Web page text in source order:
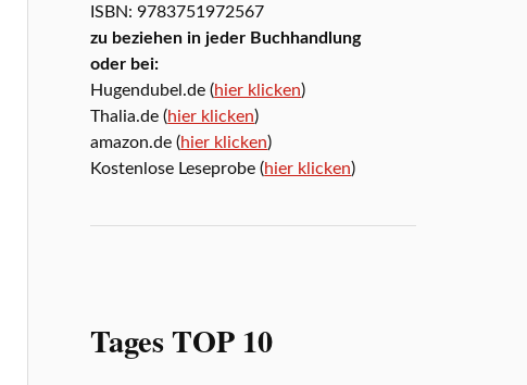
ISBN: 9783751972567
zu beziehen in jeder Buchhandlung
oder bei:
Hugendubel.de (hier klicken)
Thalia.de (hier klicken)
amazon.de (hier klicken)
Kostenlose Leseprobe (hier klicken)
Tages TOP 10